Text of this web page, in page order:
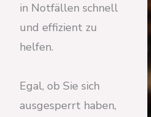
in Notfällen schnell
und effizient zu
helfen.
Egal, ob Sie sich
ausgesperrt haben,